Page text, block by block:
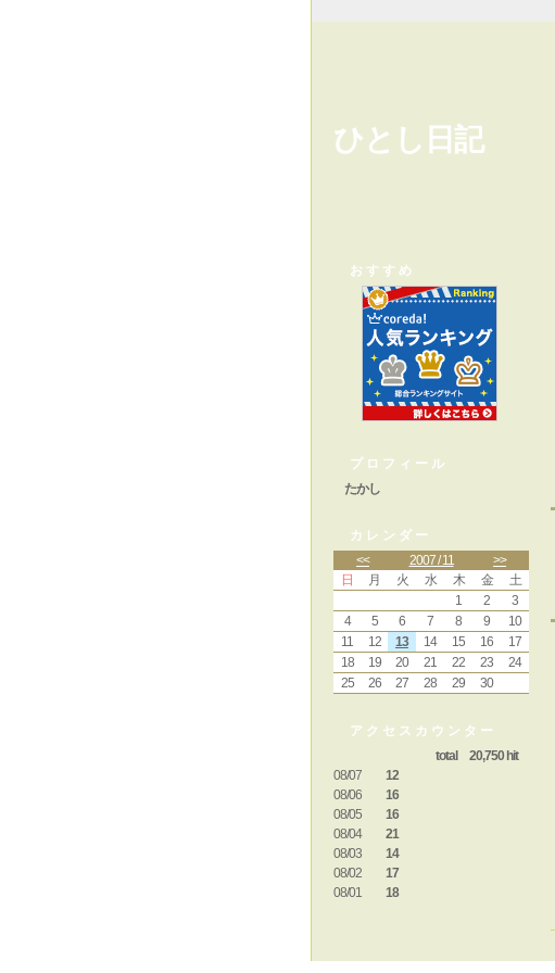
ひとし日記
おすすめ
プロフィール
たかし
カレンダー
<<
2007 / 11
>>
日
月 火 水 木 金
土
1
2
3
4
5 6 7 8 9
10
11
12 13 14 15 16
17
18
19 20 21 22 23
24
25
26 27 28 29 30
アクセスカウンター
total 20,750 hit
08/07
12
08/06
16
08/05
16
08/04
21
08/03
14
08/02
17
08/01
18